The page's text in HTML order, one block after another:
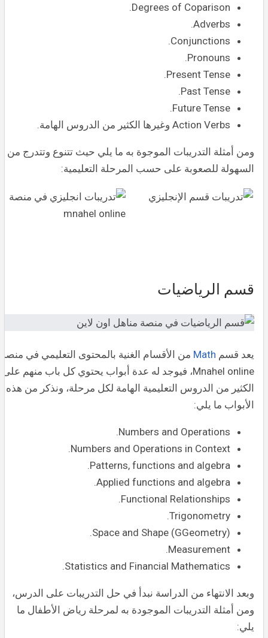
Degrees of Coparison.
Adverbs.
Conjunctions.
Pronouns.
Present Tense.
Past Tense.
Future Tense.
Action Verbs وغيرها الكثير من الدروس الهامة.
ومن أمثلة التدريبات الموجوة به ما يلي حيث تتنوع وتتدرج من
السهولة للصعوبة على حسب المرحلة التعليمية:
قسم الرياضيات
يعد قسم Math من الأقسام الغنية بالمحتوى التعليمي في منصة
Mnahel online، فيوجد له عدة أبواب يحتوي كل باب منهم على
الكثير من الدروس التعليمية الهامة لكل مرحلة، ونذكر من هذه
الأبواب ما يلي:
Numbers and Operations.
Numbers and Operations in Context.
Patterns, functions and algebra.
Applied functions and algebra.
Functional Relationships.
Trigonometry.
Space and Shape (GGeometry).
Measurement.
Statistics and Financial Mathematics.
وبعد الانتهاء من الدراسة نبدأ في حل التدريبات على الدرس،
ومن أمثلة التدريبات الموجودة به لمرحلة رياض الأطفال ما
يلي: